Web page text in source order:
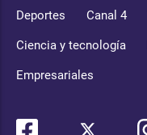
Deportes Canal 4
Ciencia y tecnología
Empresariales